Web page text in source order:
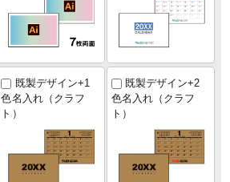
既製デザイン+1
色名入れ（クラフ
ト）
既製デザイン+2
色名入れ（クラフ
ト）